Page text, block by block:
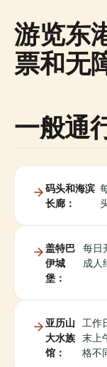
游览东
票和无
一般通
码头和海滨
长廊：
盖特巴
伊城
堡：
每日
成人
亚历山
大水族
馆：
工作
末上
格不